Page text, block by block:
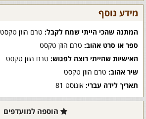
מידע נוסף
המתנה שהכי הייתי שמח לקבל: טרם הוזן טקסט
ספר או סרט אהוב: טרם הוזן טקסט
האישיות שהייתי רוצה לפגוש: טרם הוזן טקסט
שיר אהוב: טרם הוזן טקסט
תאריך לידה עברי: אוגוסט 81
הוספה למועדפים